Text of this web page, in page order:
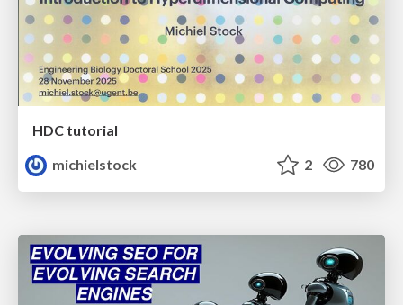
HDC tutorial
michielstock
2 780